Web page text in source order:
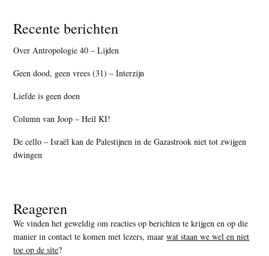
Recente berichten
Over Antropologie 40 – Lijden
Geen dood, geen vrees (31) – Interzijn
Liefde is geen doen
Column van Joop – Heil KI!
De cello – Israël kan de Palestijnen in de Gazastrook niet tot zwijgen
dwingen
Reageren
We vinden het geweldig om reacties op berichten te krijgen en op die
manier in contact te komen met lezers, maarwat staan we wel en niet
toe op de site?